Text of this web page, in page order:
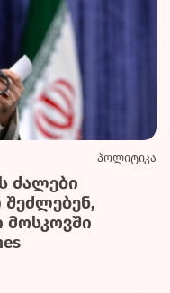
პოლიტიკა
ძალები
შეძლებენ,
მოსკოვში